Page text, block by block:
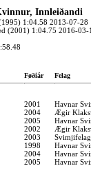
Innleiðandi
1:04.58 2013-07-28
(2001) 1:04.75 2016-03-
Føðiár Felag
2001
Havnar
2004
Ægir
2005
Havnar
2002
Ægir
2003
1998
Havnar
2004
Havnar
2005 Havnar